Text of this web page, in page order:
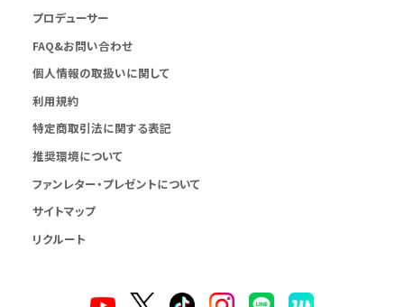
プロデューサー
FAQ&お問い合わせ
個人情報の取扱いに関して
利用規約
特定商取引法に関する表記
推奨環境について
ファンレター・プレゼントについて
サイトマップ
リクルート